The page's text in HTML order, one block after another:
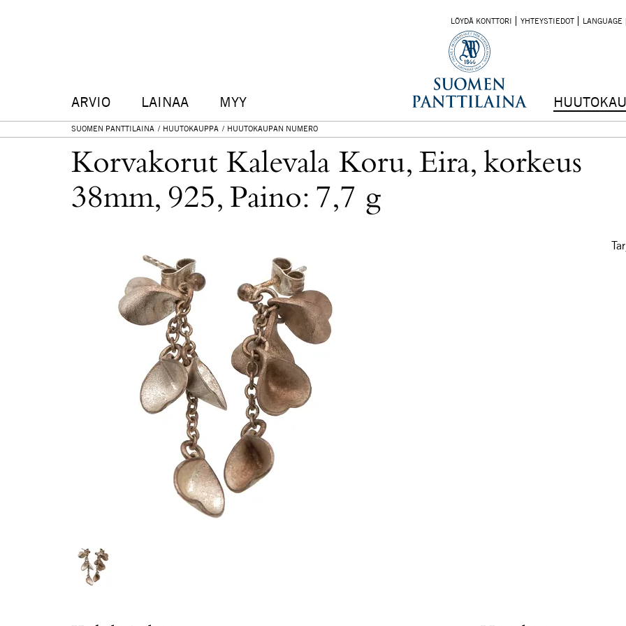
LÖYDÄ KONTTORI YHTEYSTIEDOT LANGUAGE
ARVIO LAINAA MYY
SUOMEN PANTTILAINA HUUTOKAUPPA HUUTOKAUPAN NUMERO
Korvakorut Kalevala Koru, Eira, korkeus
38mm, 925, Paino: 7,7 g